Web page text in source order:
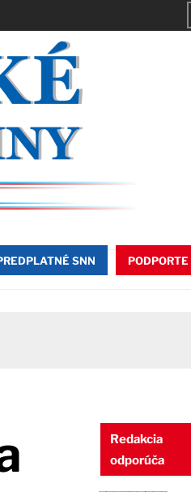
SNN PODPORTE
Redakcia
odporúča